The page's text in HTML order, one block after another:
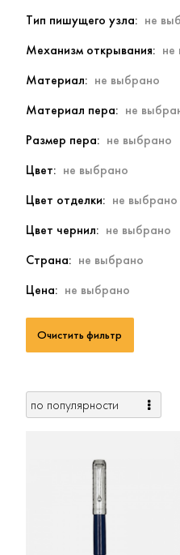
Тип пишущего узла
Механизм открывания
Материал
Материал пера
Размер пера
Цвет
Цвет отделки
Цвет чернил
Страна
Цена
Очистить фильтр